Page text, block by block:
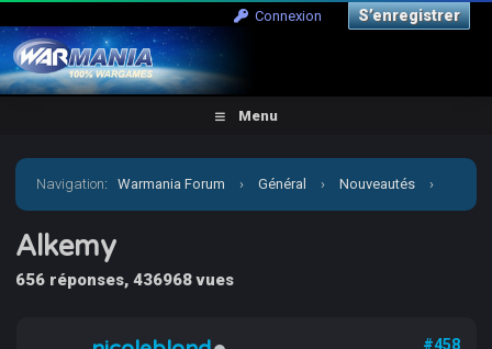
Connexion S’enregistrer
Menu
Navigation:Warmania Forum › Général › Nouveautés ›
Alkemy
Alkemy
656 réponses, 436968 vues
#458